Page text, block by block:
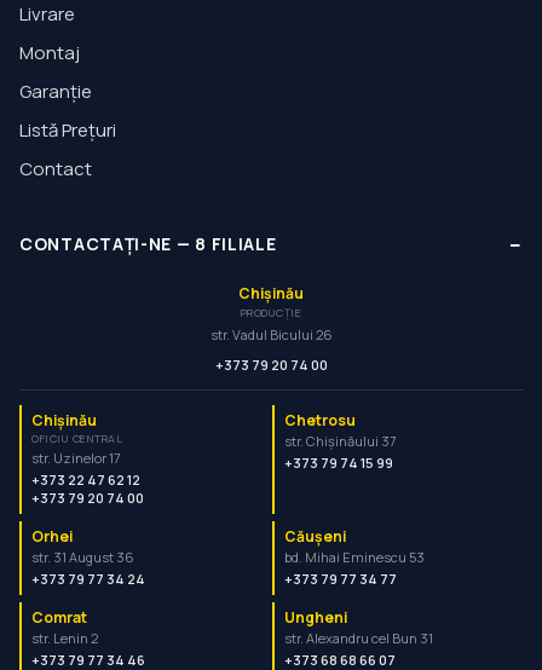
Livrare
Montaj
Garanție
Listă Prețuri
Contact
CONTACTAȚI-NE — 8 FILIALE −
Chișinău
PRODUCȚIE
str. Vadul Bicului 26
+373 79 20 74 00
Chișinău
OFICIU CENTRAL
str. Uzinelor 17
+373 22 47 62 12
+373 79 20 74 00
Chetrosu
str. Chișinăului 37
+373 79 74 15 99
Orhei
str. 31 August 36
+373 79 77 34 24
Căușeni
bd. Mihai Eminescu 53
+373 79 77 34 77
Comrat
str. Lenin 2
+373 79 77 34 46
Ungheni
str. Alexandru cel Bun 31
+373 68 68 66 07